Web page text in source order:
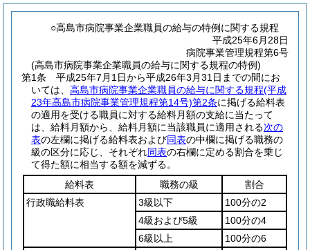
○高島市病院事業企業職員の給与の特例に関する規程
平成25年6月28日
病院事業管理規程第6号
(高島市病院事業企業職員の給与に関する規程の特例)
第1条
平成25年7月1日から平成26年3月31日までの間にお
いては、 高島市病院事業企業職員の給与に関する規程(平成
23年高島市病院事業管理規程第14号)第2条に掲げる給料表
の適用を受ける職員に対する給料月額の支給に当たって
は、給料月額から、給料月額に当該職員に適用される次の
表の左欄に掲げる給料表および同表の中欄に掲げる職務の
級の区分に応じ、それぞれ同表の右欄に定める割合を乗じ
て得た額に相当する額を減ずる。
給料表
職務の級
割合
行政職給料表
3級以下
100分の2
4級および5級
100分の4
6級以上
100分の6